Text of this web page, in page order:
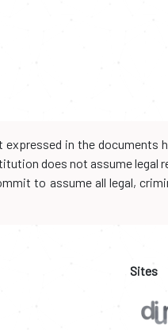
expressed in the
does not assume
to assume all legal,
Sites